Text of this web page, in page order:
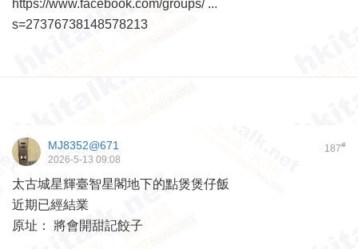
https://www.facebook.com/groups/ ...
s=27376738148578213
187#
MJ8352@671
2026-5-13 09:08
太古城星輝臺智星閣地下的點煲煲仔飯
近期已經結業
原址： 將會開甜記餃子